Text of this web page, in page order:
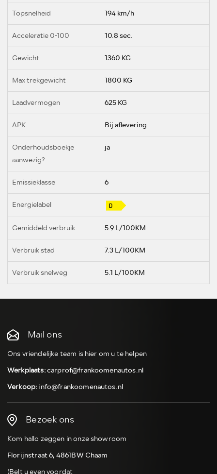
Topsnelheid 194 km/h
Acceleratie 0-100 10.8 sec.
Gewicht 1360 KG
Max trekgewicht 1800 KG
Laadvermogen 625 KG
APK Bij aflevering
Onderhoudsboekje
aanwezig?
ja
Emissieklasse 6
Energielabel
Gemiddeld verbruik 5.9 L/100KM
Verbruik stad 7.3 L/100KM
Verbruik snelweg 5.1 L/100KM
Mail ons
Ons vriendelijke team is hier om u te helpen
Werkplaats:carprof@frankoomenautos.nl
Verkoop:info@frankoomenautos.nl
Bezoek ons
Kom hallo zeggen in onze showroom
Florijnstraat 6, 4861BW Chaam
(Belt u even voordat